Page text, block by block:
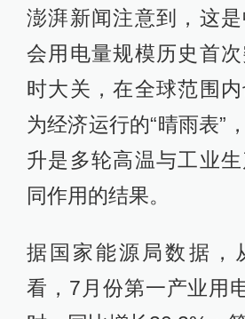
澎湃新闻注意到，这
会用电量规模历史首
时大关，在全球范围
为经济运行的“晴雨表”
升是多轮高温与工业
同作用的结果。
据国家能源局数据，
看，7月份第一产业用